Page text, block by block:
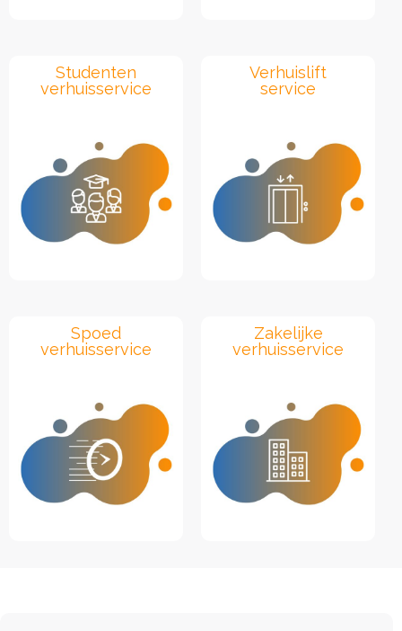
Studenten
verhuisservice
Verhuislift
service
Spoed
verhuisservice
Zakelijke
verhuisservice